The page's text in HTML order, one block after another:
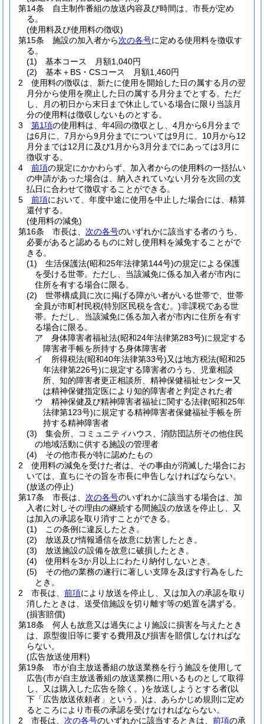
第14条
自主制作番組の放送内容及び時間は、市長が定め
る。
(使用料及び使用料の徴収)
第15条
施設の加入者から次の各号に定める使用料を徴収す
る。
(1)
基本コース 月額1,040円
(2)
基本＋BS・CSコース 月額1,460円
2
使用料の徴収は、新たに使用を開始した日の属する月の翌
月分から使用を廃止した日の属する月分までとする。 ただ
し、月の初日から末日まで休止している場合に限り当該月
分の使用料は徴収しないものとする。
3
第1項の使用料は、年4回の徴収とし、4月から6月分まで
は6月に、7月から9月分までについては9月に、10月から12
月分までは12月に及び1月から3月分までにあっては3月に
徴収する。
4
前項の規定にかかわらず、加入者からの使用料の一括払い
の申請があった場合は、納入されていない月分を次回の支
払日に合わせて徴収することができる。
5
前項において、年度中途に使用を中止した場合には、精算
還付する。
(使用料の減免)
第16条
市長は、 次の各号のいずれかに該当する者のうち、
必要があると認めるものに対し使用料を減免することがで
きる。
(1)
生活保護法(昭和25年法律第144号)の規定による保護
を受ける世帯。 ただし、当該減免に係る加入者が市内に
住所を有する場合に限る。
(2)
世帯構成員に次に掲げる障がい者がいる世帯で、世帯
全員が市町村民税(特別区民税を含む。)非課税である世
帯。 ただし、当該減免に係る加入者が市内に住所を有す
る場合に限る。
ア
身体障害者福祉法(昭和24年法律第283号)に規定する
障害者手帳を所持する身体障害者
イ
所得税法(昭和40年法律第33号)又は地方税法(昭和25
年法律第226号)に規定する障害者のうち、児童相談
所、知的障害者更正相談所、精神保健福祉センター又
は精神保健指定医により知的障害者と判定された者
ウ
精神保健及び精神障害者福祉に関する法律(昭和25年
法律第123号)に規定する精神障害者保健福祉手帳を所
持する精神障害者
(3)
集会所、コミュニティハウス、消防団詰所その他住民
の地域活動に供する施設の管理者
(4)
その他市長が特に認めたもの
2
使用料の減免を受けた者は、その事由が消滅した場合にお
いては、直ちにその旨を市長に申告しなければならない。
(放送の停止)
第17条
市長は、 次の各号のいずれかに該当する場合は、加
入者に対しその理由の継続する間施設の放送を停止し、又
は加入の承認を取り消すことができる。
(1)
この条例に違反したとき。
(2)
放送及び情報通信を故意に妨害したとき。
(3)
放送施設の設備を故意に破損したとき。
(4)
使用料を3か月以上にわたり納付しないとき。
(5)
その他の業務の遂行に著しい支障を及ぼす行為をした
とき。
2
市長は、 前項により放送を停止し、又は加入の承認を取り
消したときは、送受信施設を切り離す等の処置を講ずる。
(損害賠償)
第18条
何人も故意又は過失により施設に損害を与えたとき
は、原型復旧等に要する費用及び損害を賠償しなければな
らない。
(広告放送使用料)
第19条
市が自主放送番組の放送業務を行う施設を使用して
広告(市が自主放送番組の放送業務に用いるものとして取得
し、又は購入した広告を除く。)を放送しようとする者(以
下「広告放送依頼者」という。)は、あらかじめ規則に定め
るところにより市長の承認を受けなければならない。
2
市長は、 次の各号のいずれかに該当するときは、 前項の承